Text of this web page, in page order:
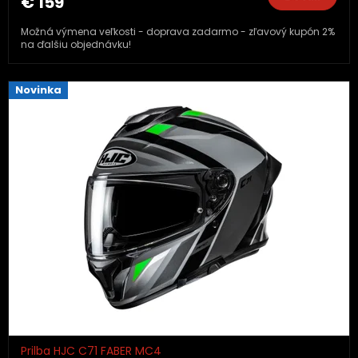
Možná výmena veľkosti - doprava zadarmo - zľavový kupón 2%
na ďalšiu objednávku!
Novinka
Prilba HJC C71 FABER MC4